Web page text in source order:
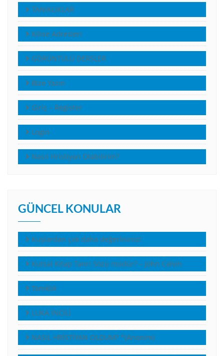
TANIKLIKLAR
Kilise Adresleri
GÖRÜNTÜLÜ DERSLER
Bize Yazın
Giriş – Register
Login
Nasıl Hristiyan Olabilirim?
GÜNCEL KONULAR
Kuşlardan çok daha değerlisiniz!
Kutsal Kitap Tanrı Sözü müdür? – John Calvin
Tanıklık
LUKA İNCİLİ
NASIL HRİSTİYAN OLDUM? *(Anonim)